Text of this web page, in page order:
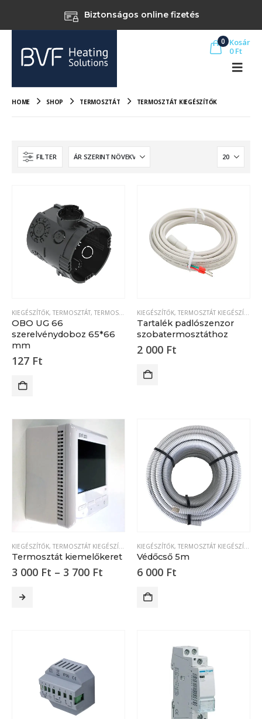
Biztonságos online fizetés
0 Kosár
0Ft
HOME SHOP TERMOSZTÁT TERMOSZTÁT KIEGÉSZÍTŐK
FILTER
KIEGÉSZÍTŐK, TERMOSZTÁT, TERMOSZTÁT KIEGÉSZÍTŐK
OBO UG 66
szerelvénydoboz 65*66
mm
127 Ft
KIEGÉSZÍTŐK, TERMOSZTÁT KIEGÉSZÍTŐK
Tartalék padlószenzor
szobatermosztáthoz
2 000 Ft
KIEGÉSZÍTŐK, TERMOSZTÁT KIEGÉSZÍTŐK
Termosztát kiemelőkeret
3 000 Ft – 3 700 Ft Ártartomány:
Ennek
változatok
KIEGÉSZÍTŐK, TERMOSZTÁT KIEGÉSZÍTŐK
Védőcső 5m
6 000 Ft